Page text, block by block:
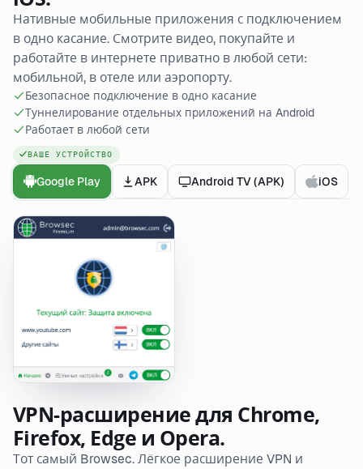
VPN-расширение для Chrome,
Firefox, Edge и Opera.
Тот самый Browsec. Лёгкое расширение VPN и
Нативные мобильные приложения с подключением
в одно касание. Смотрите видео, покупайте и
работайте в интернете приватно в любой сети:
мобильной, в отеле или аэропорту.
Безопасное подключение в одно касание
Туннелирование отдельных приложений на Android
Работает в любой сети
ВАШЕ УСТРОЙСТВО
Google Play APK Android TV (APK) iOS